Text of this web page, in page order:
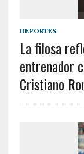
DEPORTES
La filosa
entrenador
Cristiano